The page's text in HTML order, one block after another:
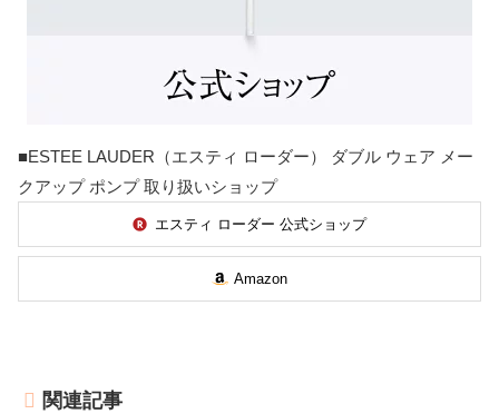
■ESTEE LAUDER（エスティ ローダー） ダブル ウェア メー
クアップ ポンプ 取り扱いショップ
エスティ ローダー 公式ショップ
Amazon
関連記事